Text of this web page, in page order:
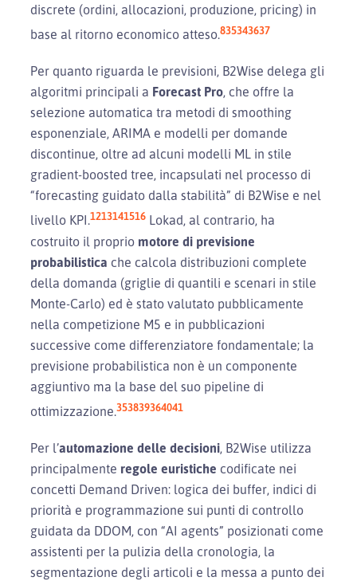
discrete (ordini, allocazioni, produzione, pricing) in
base al ritorno economico atteso.835343637
Per quanto riguarda le previsioni, B2Wise delega gli
algoritmi principali a Forecast Pro, che offre la
selezione automatica tra metodi di smoothing
esponenziale, ARIMA e modelli per domande
discontinue, oltre ad alcuni modelli ML in stile
gradient-boosted tree, incapsulati nel processo di
“forecasting guidato dalla stabilità” di B2Wise e nel
livello KPI.1213141516 Lokad, al contrario, ha
costruito il proprio motore di previsione
probabilistica che calcola distribuzioni complete
della domanda (griglie di quantili e scenari in stile
Monte-Carlo) ed è stato valutato pubblicamente
nella competizione M5 e in pubblicazioni
successive come differenziatore fondamentale; la
previsione probabilistica non è un componente
aggiuntivo ma la base del suo pipeline di
ottimizzazione.353839364041
Per l’automazione delle decisioni, B2Wise utilizza
principalmente regole euristiche codificate nei
concetti Demand Driven: logica dei buffer, indici di
priorità e programmazione sui punti di controllo
guidata da DDOM, con “AI agents” posizionati come
assistenti per la pulizia della cronologia, la
segmentazione degli articoli e la messa a punto dei